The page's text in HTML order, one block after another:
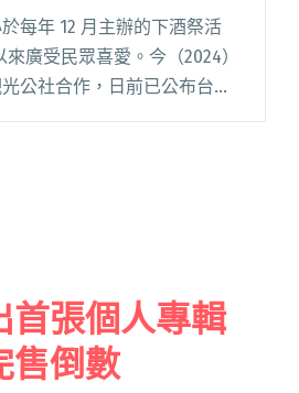
食
每年 12 月主辦的下酒祭活
廣受民眾喜愛。今（2024）
公社合作，日前已公布台韓
（11/20）更宣布近期在串流
首張個人專輯
售倒數